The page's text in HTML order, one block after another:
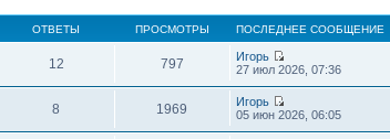
ОТВЕТЫ ПРОСМОТРЫ ПОСЛЕДНЕЕ СООБЩЕНИЕ
12 797
Игорь
27 июл 2026, 07:36
8 1969
Игорь
05 июн 2026, 06:05